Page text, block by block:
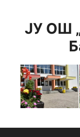
contentЈУ ОШ